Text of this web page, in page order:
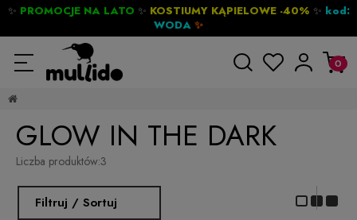
✨ PROMOCJE NA LATO ✨ KOSTIUMY KĄPIELOWE -40% ✨ kod:
WODA ✨
GLOW IN THE DARK
Liczba produktów:3
Filtruj / Sortuj